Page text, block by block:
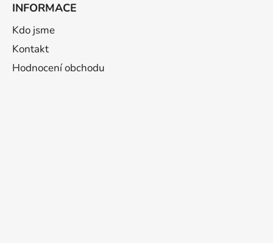
INFORMACE
Kdo jsme
Kontakt
Hodnocení obchodu